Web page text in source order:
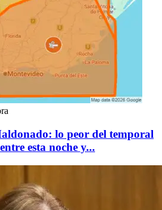
lo peor del temporal
esta noche y...